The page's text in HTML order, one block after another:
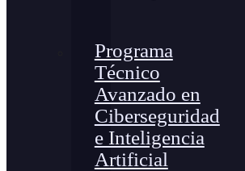
Programa
Técnico
Avanzado en
Ciberseguridad
e Inteligencia
Artificial